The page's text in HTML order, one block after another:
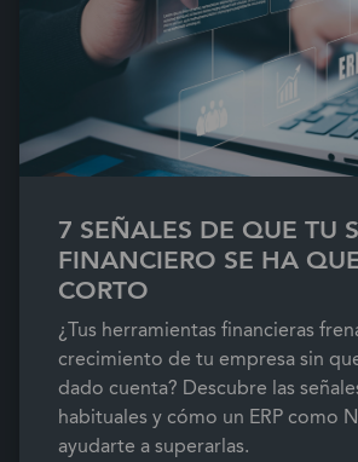
7 SEÑALES DE QUE TU
FINANCIERO SE HA
CORTO
¿Tus herramientas financieras
crecimiento de tu empresa sin
dado cuenta? Descubre las
habituales y cómo un ERP como
ayudarte a superarlas.